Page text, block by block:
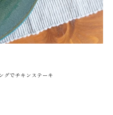
グでチキンステーキ